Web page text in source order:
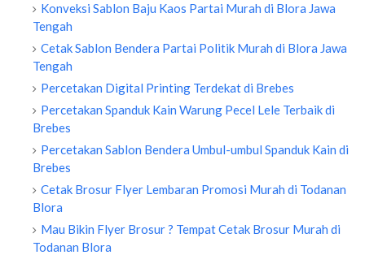
Konveksi Sablon Baju Kaos Partai Murah di Blora Jawa
Tengah
Cetak Sablon Bendera Partai Politik Murah di Blora Jawa
Tengah
Percetakan Digital Printing Terdekat di Brebes
Percetakan Spanduk Kain Warung Pecel Lele Terbaik di
Brebes
Percetakan Sablon Bendera Umbul-umbul Spanduk Kain di
Brebes
Cetak Brosur Flyer Lembaran Promosi Murah di Todanan
Blora
Mau Bikin Flyer Brosur ? Tempat Cetak Brosur Murah di
Todanan Blora